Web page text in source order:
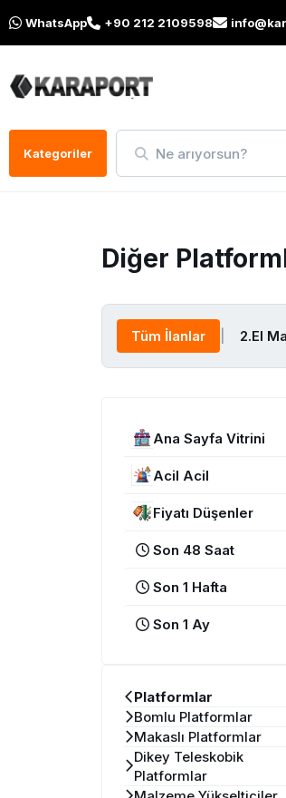
WhatsApp +90 212 2109598
Kategoriler Ne arıyorsun?
Diğer
Tüm İlanlar 2.El
Ana Sayfa Vitrini
Acil Acil
Fiyatı Düşenler
Son 48 Saat
Son 1 Hafta
Son 1 Ay
Platformlar
Bomlu Platformlar
Makaslı Platformlar
Dikey Teleskobik
Platformlar